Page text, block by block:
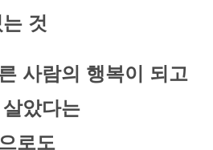
것
사람의 행복이 되고
았다는
로도